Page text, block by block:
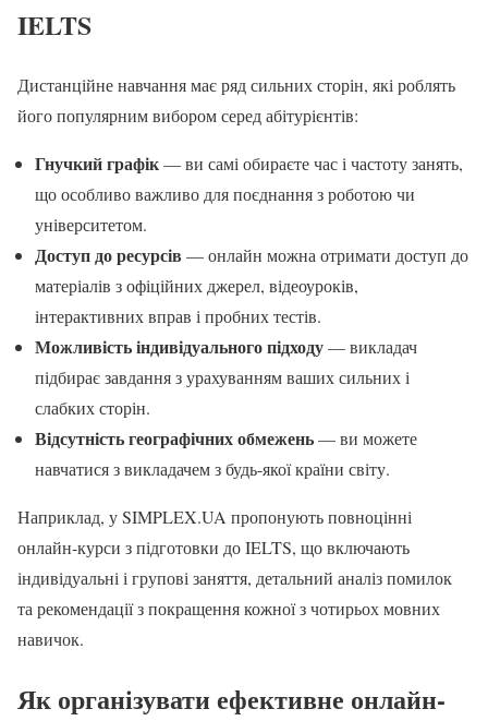
IELTS
Дистанційне навчання має ряд сильних сторін, які роблять
його популярним вибором серед абітурієнтів:
Гнучкий графік— ви самі обираєте час і частоту занять,
що особливо важливо для поєднання з роботою чи
університетом.
Доступ до ресурсів — онлайн можна отримати доступ до
матеріалів з офіційних джерел, відеоуроків,
інтерактивних вправ і пробних тестів.
Можливість індивідуального підходу— викладач
підбирає завдання з урахуванням ваших сильних і
слабких сторін.
Відсутність географічних обмежень— ви можете
навчатися з викладачем з будь-якої країни світу.
Наприклад, у SIMPLEX.UA пропонують повноцінні
онлайн-курси з підготовки до IELTS, що включають
індивідуальні і групові заняття, детальний аналіз помилок
та рекомендації з покращення кожної з чотирьох мовних
навичок.
Як організувати ефективне онлайн-